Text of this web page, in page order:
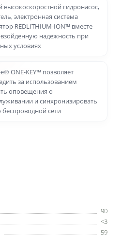
гидронасос,
электронная система
REDLITHIUM-ION™ вместе
надежность при
условиях
ONE-KEY™ позволяет
за использованием
оповещения о
и синхронизировать
сети
90
<3
59